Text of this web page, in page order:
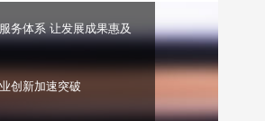
务体系 让发展成果惠及
创新加速突破